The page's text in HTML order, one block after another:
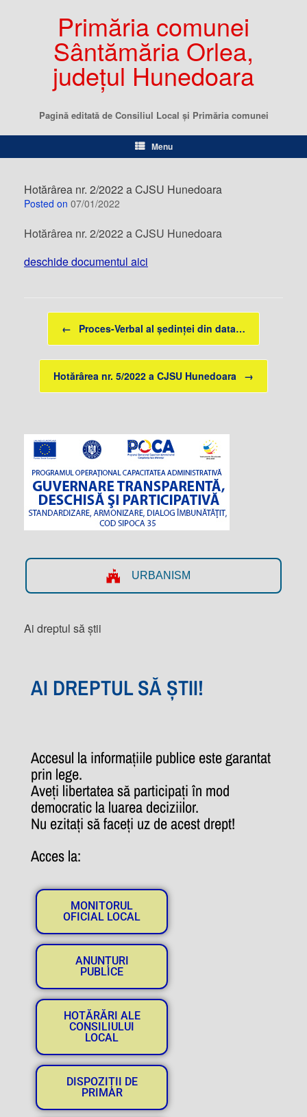
Primăria comunei
Sântămăria Orlea,
județul Hunedoara
Pagină editată de Consiliul Local şi Primăria comunei
Menu
Hotărârea nr. 2/2022 a CJSU Hunedoara
Posted on 07/01/2022
Hotărârea nr. 2/2022 a CJSU Hunedoara
deschide documentul aici
Post navigation
← Proces-Verbal al ședinței din data…
Hotărârea nr. 5/2022 a CJSU Hunedoara →
URBANISM
Ai dreptul să știi
AI DREPTUL SĂ ȘTII!
Accesul la informațiile publice este garantat
prin lege.
Aveți libertatea să participați în mod
democratic la luarea deciziilor.
Nu ezitați să faceți uz de acest drept!
Acces la:
MONITORUL
OFICIAL LOCAL
ANUNȚURI
PUBLICE
HOTĂRĂRI ALE
CONSILIULUI
LOCAL
DISPOZIȚII DE
PRIMAR